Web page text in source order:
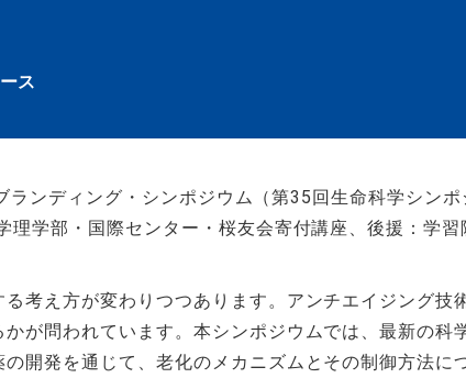
ス
ンディング・シンポジウム（第35回生命科学シン
理学部・国際センター・桜友会寄付講座、後援：学
考え方が変わりつつあります。アンチエイジング
が問われています。本シンポジウムでは、最新の科
開発を通じて、老化のメカニズムとその制御方法に